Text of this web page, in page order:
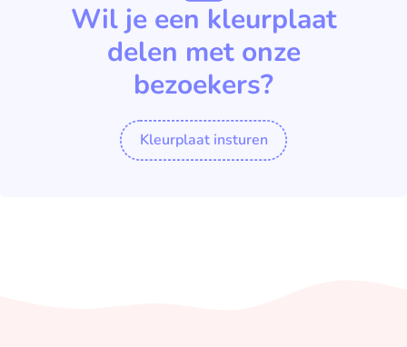
Wil je een kleurplaat
delen met onze
bezoekers?
Kleurplaat insturen